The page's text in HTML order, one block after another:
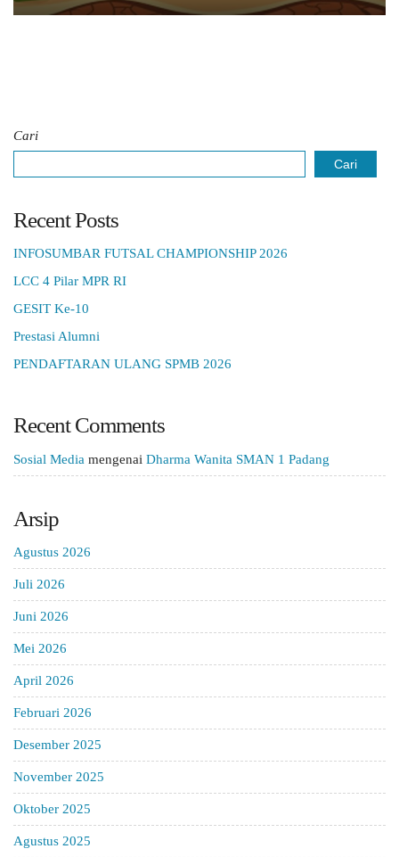
Cari
Cari
Recent Posts
INFOSUMBAR FUTSAL CHAMPIONSHIP 2026
LCC 4 Pilar MPR RI
GESIT Ke-10
Prestasi Alumni
PENDAFTARAN ULANG SPMB 2026
Recent Comments
Sosial Media mengenai Dharma Wanita SMAN 1 Padang
Arsip
Agustus 2026
Juli 2026
Juni 2026
Mei 2026
April 2026
Februari 2026
Desember 2025
November 2025
Oktober 2025
Agustus 2025